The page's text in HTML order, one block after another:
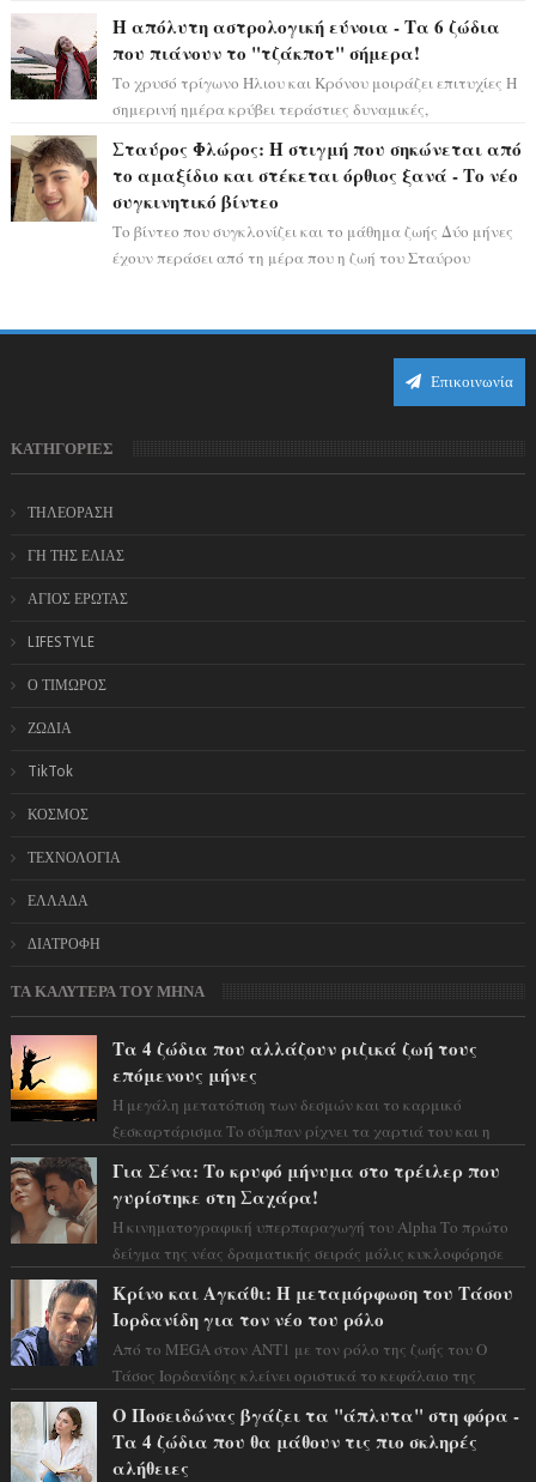
Η απόλυτη αστρολογική εύνοια - Τα 6 ζώδια
που πιάνουν το "τζάκποτ" σήμερα!
Το χρυσό τρίγωνο Ήλιου και Κρόνου μοιράζει επιτυχίες Η
σημερινή ημέρα κρύβει τεράστιες δυναμικές,
Σταύρος Φλώρος: Η στιγμή που σηκώνεται από
το αμαξίδιο και στέκεται όρθιος ξανά - Το νέο
συγκινητικό βίντεο
Το βίντεο που συγκλονίζει και το μάθημα ζωής Δύο μήνες
έχουν περάσει από τη μέρα που η ζωή του Σταύρου
Επικοινωνία
ΚΑΤΗΓΟΡΙΕΣ
ΤΗΛΕΟΡΑΣΗ
ΓΗ ΤΗΣ ΕΛΙΑΣ
ΑΓΙΟΣ ΕΡΩΤΑΣ
LIFESTYLE
Ο ΤΙΜΩΡΟΣ
ΖΩΔΙΑ
TikTok
ΚΟΣΜΟΣ
ΤΕΧΝΟΛΟΓΙΑ
ΕΛΛΑΔΑ
ΔΙΑΤΡΟΦΗ
ΤΑ ΚΑΛΥΤΕΡΑ ΤΟΥ ΜΗΝΑ
Τα 4 ζώδια που αλλάζουν ριζικά ζωή τους
επόμενους μήνες
Η μεγάλη μετατόπιση των δεσμών και το καρμικό
ξεσκαρτάρισμα Το σύμπαν ρίχνει τα χαρτιά του και η
Για Σένα: Το κρυφό μήνυμα στο τρέιλερ που
γυρίστηκε στη Σαχάρα!
Η κινηματογραφική υπερπαραγωγή του Alpha Το πρώτο
δείγμα της νέας δραματικής σειράς μόλις κυκλοφόρησε
Κρίνο και Αγκάθι: Η μεταμόρφωση του Τάσου
Ιορδανίδη για τον νέο του ρόλο
Από το MEGA στον ΑΝΤ1 με τον ρόλο της ζωής του Ο
Τάσος Ιορδανίδης κλείνει οριστικά το κεφάλαιο της
Ο Ποσειδώνας βγάζει τα "άπλυτα" στη φόρα -
Τα 4 ζώδια που θα μάθουν τις πιο σκληρές
αλήθειες